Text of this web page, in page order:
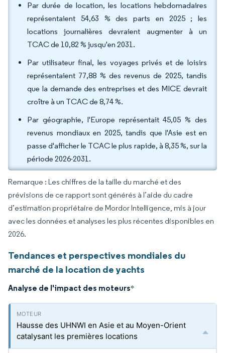
Par durée de location, les locations hebdomadaires
représentaient 54,63 % des parts en 2025 ; les
locations journalières devraient augmenter à un
TCAC de 10,82 % jusqu'en 2031.
Par utilisateur final, les voyages privés et de loisirs
représentaient 77,88 % des revenus de 2025, tandis
que la demande des entreprises et des MICE devrait
croître à un TCAC de 8,74 %.
Par géographie, l'Europe représentait 45,05 % des
revenus mondiaux en 2025, tandis que l'Asie est en
passe d'afficher le TCAC le plus rapide, à 8,35 %, sur la
période 2026-2031.
Remarque : Les chiffres de la taille du marché et des
prévisions de ce rapport sont générés à l’aide du cadre
d’estimation propriétaire de Mordor Intelligence, mis à jour
avec les données et analyses les plus récentes disponibles en
2026.
Tendances et perspectives mondiales du
marché de la location de yachts
Analyse de l'impact des moteurs*
Hausse des UHNWI en Asie et au Moyen-Orient
catalysant les premières locations